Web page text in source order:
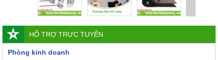
HỖ TRỢ TRỰC TUYẾN
Phòng kinh doanh